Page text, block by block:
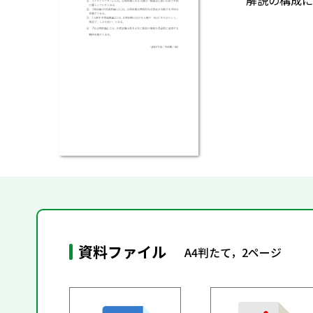
資料ファイル A4判たて，2ページ